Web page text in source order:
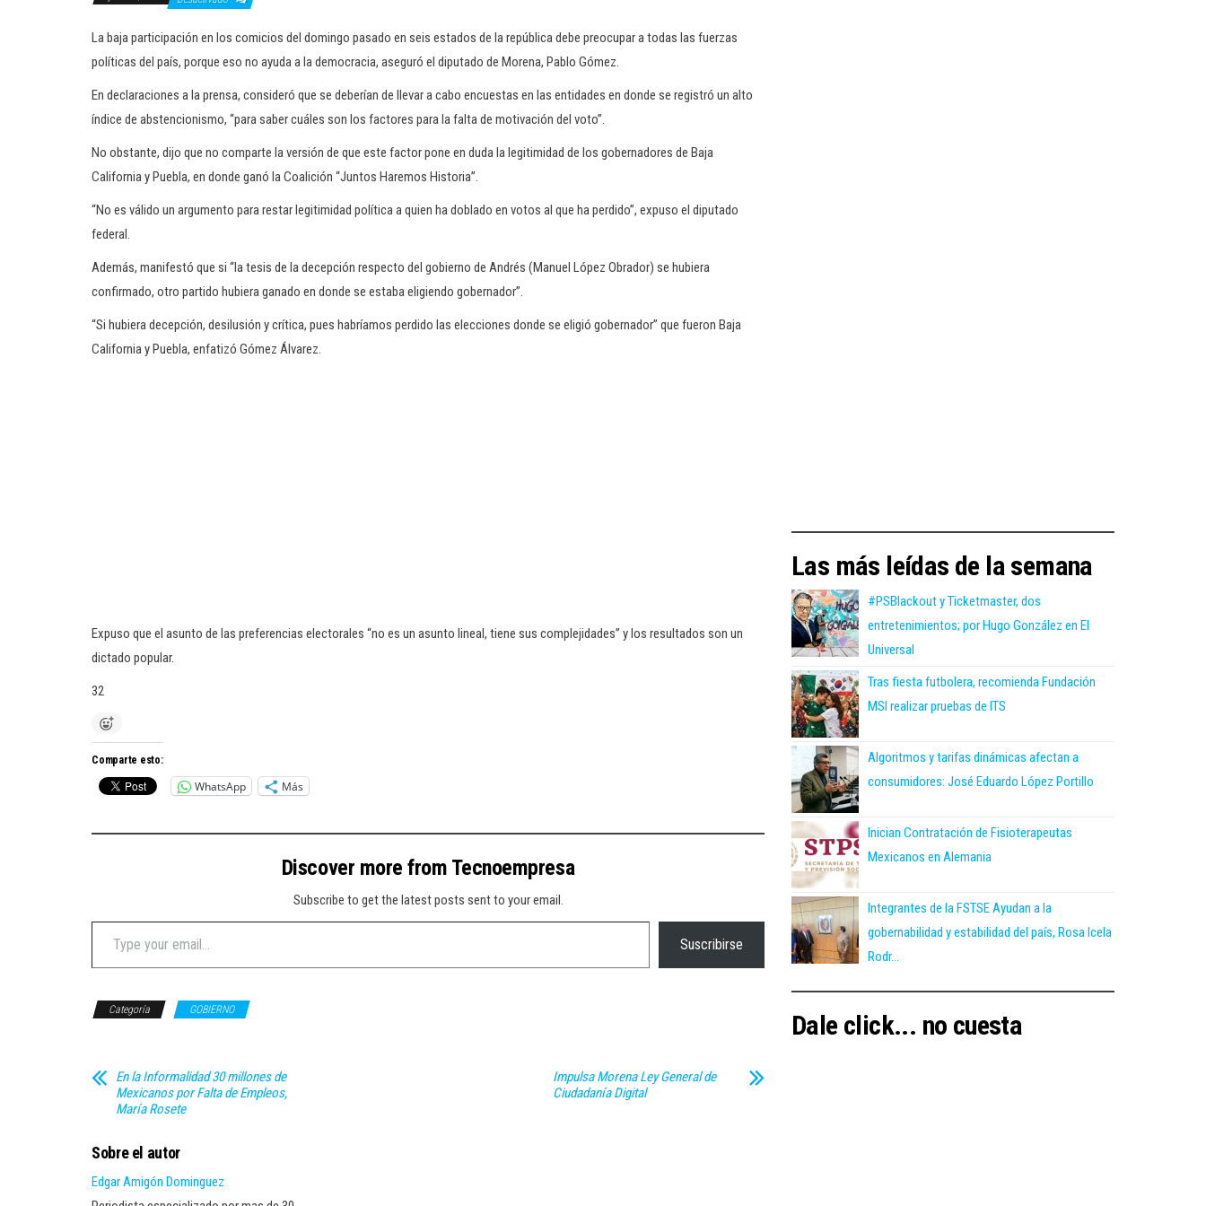
La baja participación en los comicios del domingo pasado en seis estados de la república debe preocupar a todas las fuerzas
políticas del país, porque eso no ayuda a la democracia, aseguró el diputado de Morena, Pablo Gómez.
En declaraciones a la prensa, consideró que se deberían de llevar a cabo encuestas en las entidades en donde se registró un alto
índice de abstencionismo, “para saber cuáles son los factores para la falta de motivación del voto”.
No obstante, dijo que no comparte la versión de que este factor pone en duda la legitimidad de los gobernadores de Baja
California y Puebla, en donde ganó la Coalición “Juntos Haremos Historia”.
“No es válido un argumento para restar legitimidad política a quien ha doblado en votos al que ha perdido”, expuso el diputado
federal.
Además, manifestó que si “la tesis de la decepción respecto del gobierno de Andrés (Manuel López Obrador) se hubiera
confirmado, otro partido hubiera ganado en donde se estaba eligiendo gobernador”.
“Si hubiera decepción, desilusión y crítica, pues habríamos perdido las elecciones donde se eligió gobernador” que fueron Baja
California y Puebla, enfatizó Gómez Álvarez.
Expuso que el asunto de las preferencias electorales “no es un asunto lineal, tiene sus complejidades” y los resultados son un
dictado popular.
32
Comparte esto:
WhatsApp Más
Discover more from Tecnoempresa
Subscribe to get the latest posts sent to your email.
Type your email…
Suscribirse
Categoría GOBIERNO
En la Informalidad 30 millones de
Mexicanos por Falta de Empleos,
María Rosete
Impulsa Morena Ley General de
Ciudadanía Digital
Sobre el autor
Edgar Amigón Dominguez
Las más leídas de la semana
#PSBlackout y Ticketmaster, dos
entretenimientos; por Hugo González en El
Universal
Tras fiesta futbolera, recomienda Fundación
MSI realizar pruebas de ITS
Algoritmos y tarifas dinámicas afectan a
consumidores: José Eduardo López Portillo
Inician Contratación de Fisioterapeutas
Mexicanos en Alemania
Integrantes de la FSTSE Ayudan a la
gobernabilidad y estabilidad del país, Rosa Icela
Rodr...
Dale click... no cuesta